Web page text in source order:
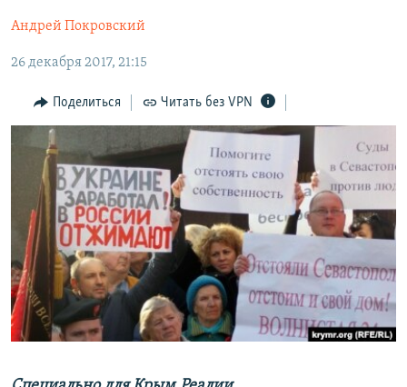
главной
навигации
Вернутся
поиску
11 ЛЕТ ОККУПАЦИИ КРЫМА. 11 ИСТОРИЙ СОПРОТИВЛЕНИЯ
ЕЩЕ
ИНТЕРАКТИВ
ИНФОГРАФИКА
ТЕЛЕПРОЕКТ КРЫМ.РЕАЛИИ
СОВЕТЫ ПРАВОЗАЩИТНИКОВ
ПРОПАВШИЕ БЕЗ ВЕСТИ
ПОБЕДИТЕЛЕЙ НЕ СУДЯТ?
КРЫМ.НЕПОКОРЕННЫЙ
ELIFBE
УКРАИНСКАЯ ПРОБЛЕМА КРЫМА
РАДІО СВОБОДА
КАК ОБОЙТИ БЛОКИРОВКУ
Українською
Qırımtatar
ПРИСОЕДИНЯЙТЕСЬ!
Андрей Покровский
26 декабря 2017, 21:15
Поделиться Читать без VPN